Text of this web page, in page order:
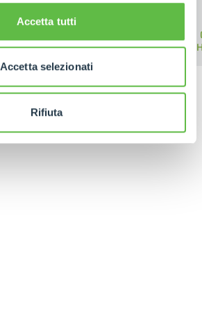
Accetta tutti
Accetta selezionati
Rifiuta
MEDIUM
CAPACITY